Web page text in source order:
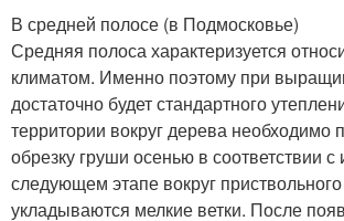
В средней полосе (в Подмосковье)
Средняя полоса характеризуется
климатом. Именно поэтому при
достаточно будет стандартного
территории вокруг дерева необходимо
обрезку груши осенью в соответствии с
следующем этапе вокруг приствольного
укладываются мелкие ветки. После